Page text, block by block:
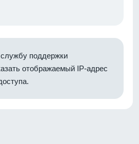
поддержки
отображаемый IP-адрес